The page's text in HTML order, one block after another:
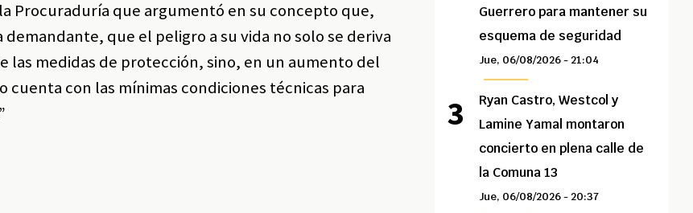
Procuraduría que argumentó en su concepto que,
que el peligro a su vida no solo se deriva
las medidas de protección, sino, en un aumento del
con las mínimas condiciones técnicas para
Guerrero para mantener su
esquema de seguridad
Jue, 06/08/2026 - 21:04
Ryan Castro, Westcol y
Lamine Yamal montaron
concierto en plena calle de
la Comuna 13
Jue, 06/08/2026 - 20:37